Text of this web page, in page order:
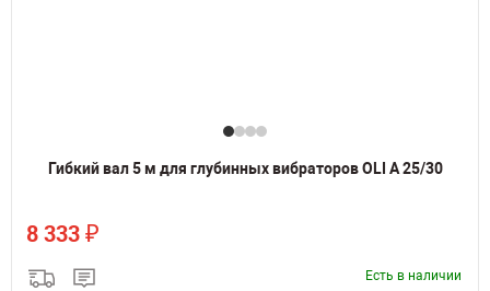
Гибкий вал 5 м для глубинных вибраторов OLI A 25/30
8 333 ₽
Есть в наличии